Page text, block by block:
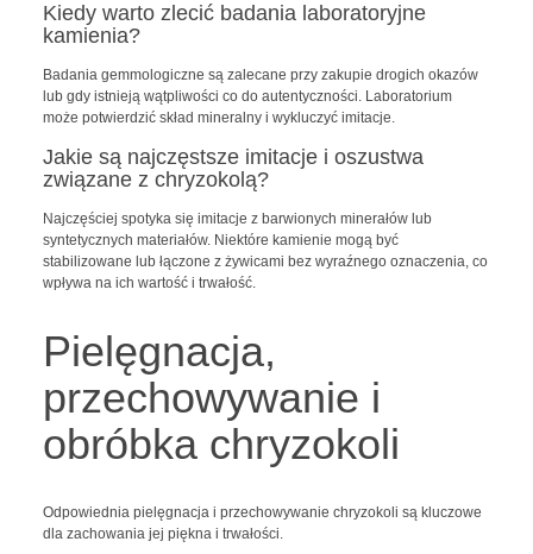
Kiedy warto zlecić badania laboratoryjne
kamienia?
Badania gemmologiczne są zalecane przy zakupie drogich okazów
lub gdy istnieją wątpliwości co do autentyczności. Laboratorium
może potwierdzić skład mineralny i wykluczyć imitacje.
Jakie są najczęstsze imitacje i oszustwa
związane z chryzokolą?
Najczęściej spotyka się imitacje z barwionych minerałów lub
syntetycznych materiałów. Niektóre kamienie mogą być
stabilizowane lub łączone z żywicami bez wyraźnego oznaczenia, co
wpływa na ich wartość i trwałość.
Pielęgnacja,
przechowywanie i
obróbka chryzokoli
Odpowiednia pielęgnacja i przechowywanie chryzokoli są kluczowe
dla zachowania jej piękna i trwałości.